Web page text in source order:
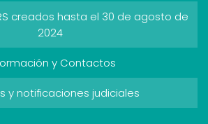
creados hasta el 30 de agosto de
2024
y Contactos
y notificaciones judiciales